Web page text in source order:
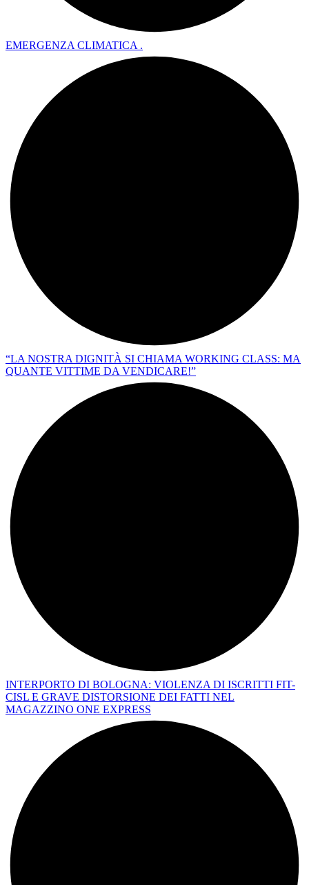
EMERGENZA CLIMATICA .
“LA NOSTRA DIGNITÀ SI CHIAMA WORKING CLASS: MA
QUANTE VITTIME DA VENDICARE!”
INTERPORTO DI BOLOGNA: VIOLENZA DI ISCRITTI FIT-
CISL E GRAVE DISTORSIONE DEI FATTI NEL
MAGAZZINO ONE EXPRESS